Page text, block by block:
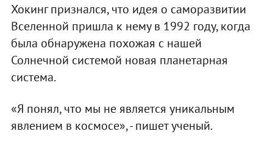
Хокинг признался, что идея о саморазвитии
Вселенной пришла к нему в 1992 году, когда
была обнаружена похожая с нашей
Солнечной системой новая планетарная
система.
«Я понял, что мы не является уникальным
явлением в космосе», - пишет ученый.